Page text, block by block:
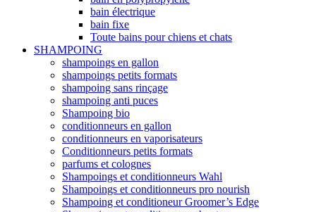
bain électrique
bain fixe
Toute bains pour chiens et chats
SHAMPOING
shampoings en gallon
shampoings petits formats
shampoing sans rinçage
shampoing anti puces
Shampoing bio
conditionneurs en gallon
conditionneurs en vaporisateurs
Conditionneurs petits formats
parfums et colognes
Shampoings et conditionneurs Wahl
Shampoings et conditionneurs pro nourish
Shampoing et conditioneur Groomer’s Edge